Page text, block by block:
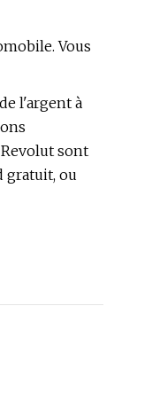
Vous
l'argent à
sont
gratuit, ou